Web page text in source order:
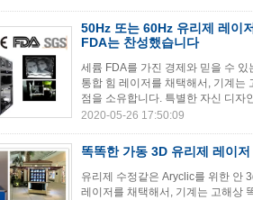
50Hz 또는 60Hz 유리제 레이
FDA는 찬성했습니다
세륨 FDA를 가진 경제와 믿을 수
통합 힘 레이저를 채택해서, 기계는
점을 소유합니다. 특별한 자신 디자
2020-05-26 17:50:09
똑똑한 가동 3D 유리제 레이
유리제 수정같은 Aryclic를 위한 안
레이저를 채택해서, 기계는 고해상